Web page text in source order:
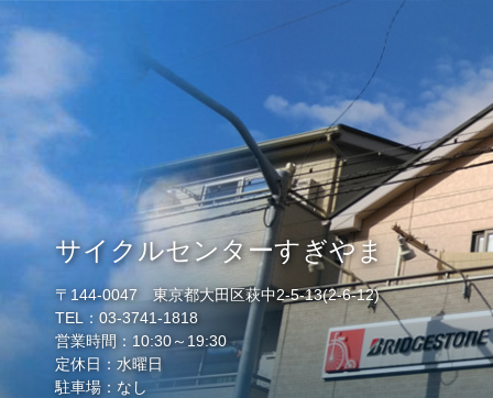
サイクルセンターすぎやま
〒144-0047 東京都大田区萩中2-5-13(2-6-12)
TEL：03-3741-1818
営業時間：10:30～19:30
定休日：水曜日
駐車場：なし